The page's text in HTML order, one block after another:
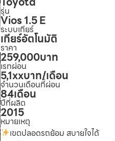
รุ่น
Vios 1.5 E
ระบบเกียร์
เกียร์อัตโนมัติ
ราคา
259,000บาท
เรทผ่อน
5,1xxบาท/เดือน
จำนวนเดือนที่ผ่อน
84เดือน
ปีที่ผลิต
2015
หมายเหตุ
เขตปลอดรถย้อม สบายใจได้